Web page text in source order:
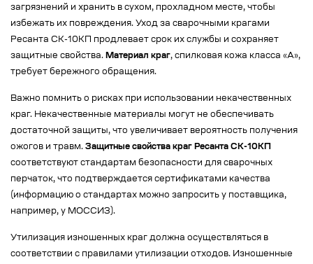
загрязнений и хранить в сухом, прохладном месте, чтобы
избежать их повреждения. Уход за сварочными крагами
Ресанта СК-10КП продлевает срок их службы и сохраняет
защитные свойства. Материал краг, спилковая кожа класса «А»,
требует бережного обращения.
Важно помнить о рисках при использовании некачественных
краг. Некачественные материалы могут не обеспечивать
достаточной защиты, что увеличивает вероятность получения
ожогов и травм. Защитные свойства краг Ресанта СК-10КП
соответствуют стандартам безопасности для сварочных
перчаток, что подтверждается сертификатами качества
(информацию о стандартах можно запросить у поставщика,
например, у МОССИЗ).
Утилизация изношенных краг должна осуществляться в
соответствии с правилами утилизации отходов. Изношенные